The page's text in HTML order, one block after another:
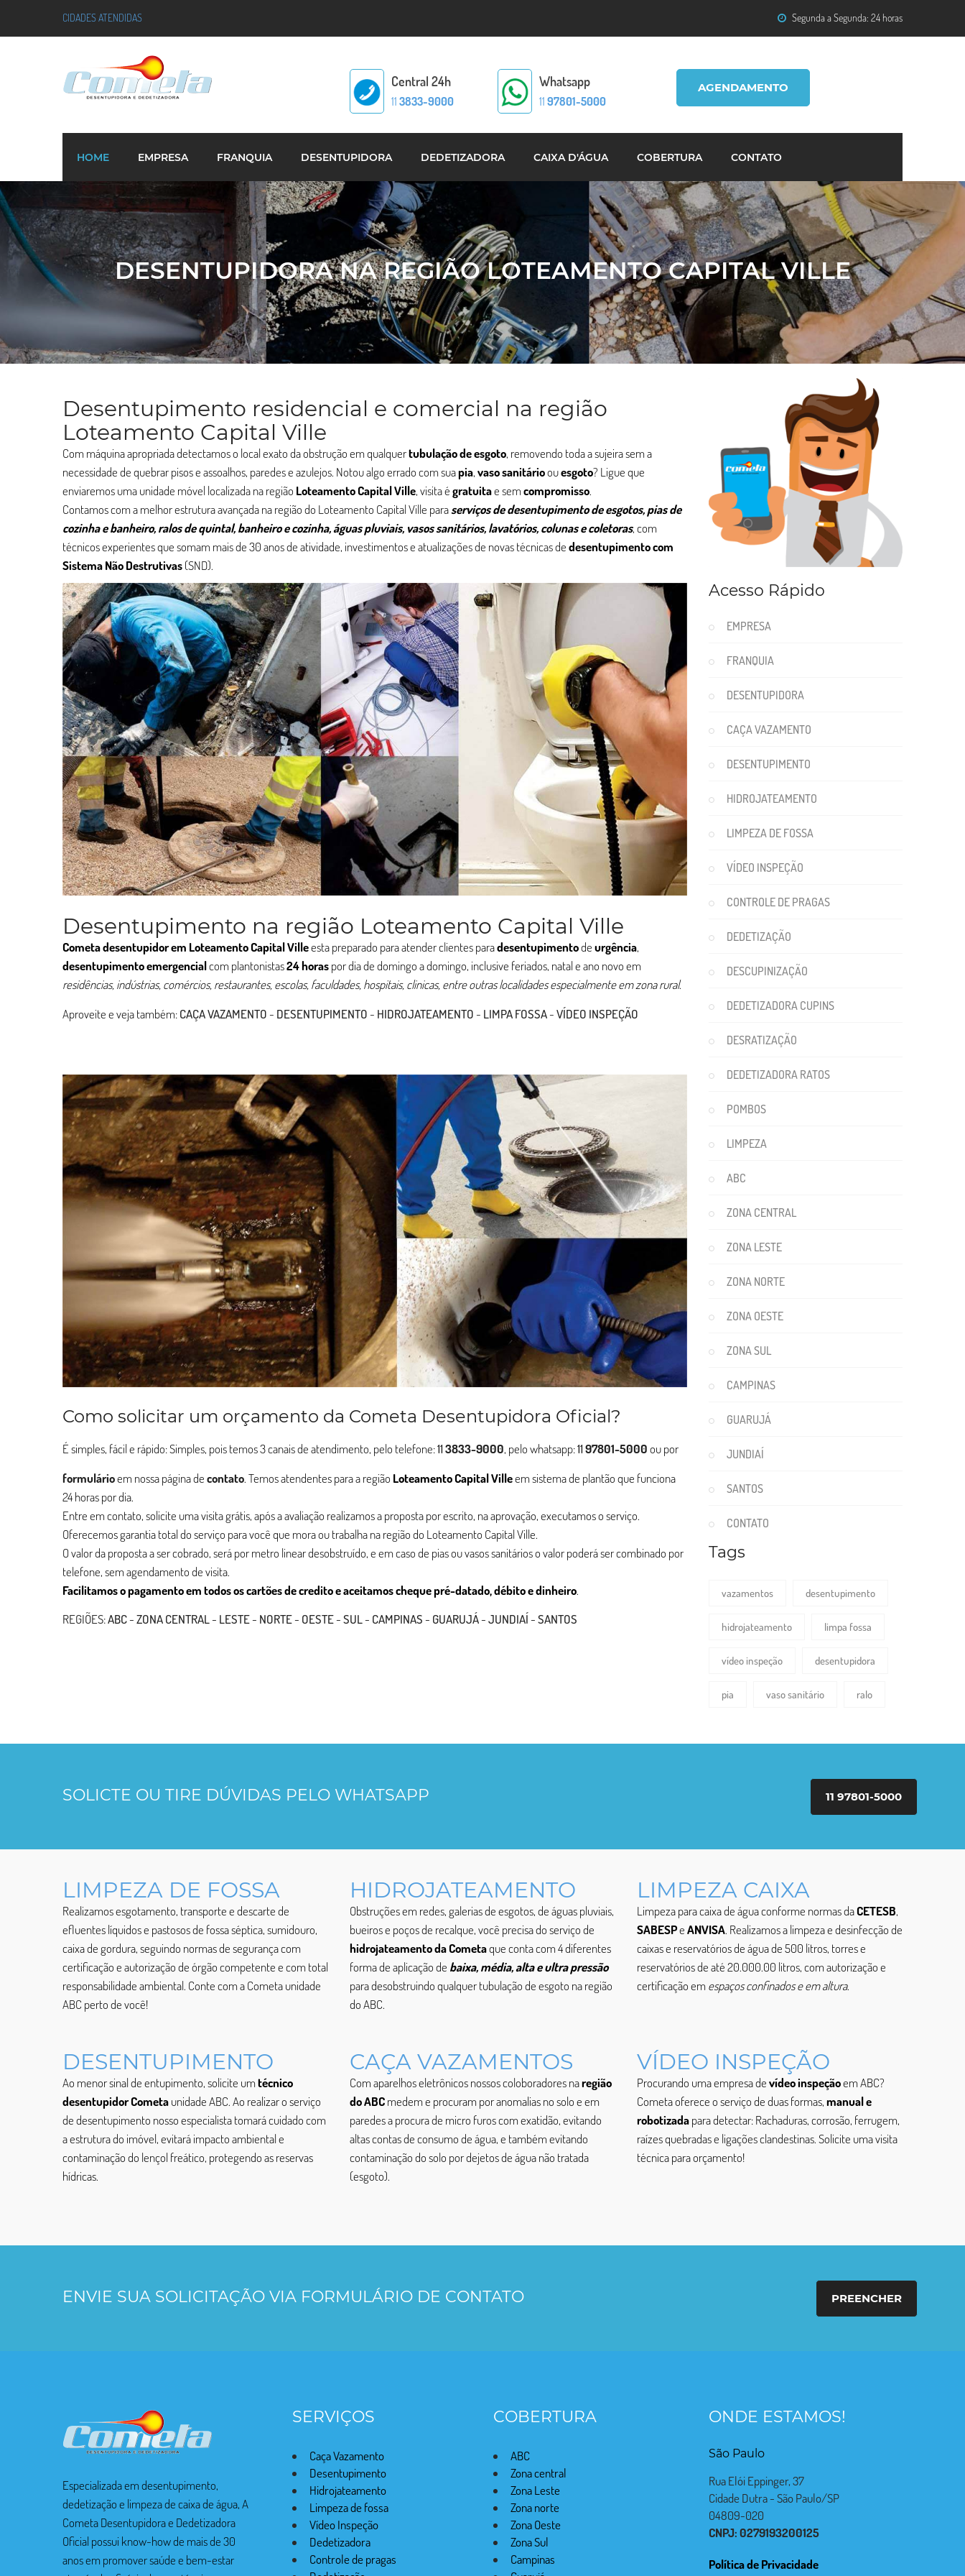
CIDADES ATENDIDAS Segunda a Segunda: 24 horas
Central 24h
11 3833-9000
Whatsapp
11 97801-5000
AGENDAMENTO
HOME EMPRESA FRANQUIA DESENTUPIDORA DEDETIZADORA CAIXA D'ÁGUA COBERTURA CONTATO
DESENTUPIDORA NA REGIÃO LOTEAMENTO CAPITAL VILLE
Desentupimento residencial e comercial na região
Loteamento Capital Ville
Com máquina apropriada detectamos o local exato da obstrução em qualquertubulação de esgoto, removendo toda a sujeira sem a
necessidade de quebrar pisos e assoalhos, paredes e azulejos. Notou algo errado com suapia,vaso sanitárioouesgoto? Ligue que
enviaremos uma unidade móvel localizada na região Loteamento Capital Ville, visita égratuitae semcompromisso.
Contamos com a melhor estrutura avançada na região do Loteamento Capital Ville paraserviços de desentupimento de esgotos, pias de
cozinha e banheiro, ralos de quintal, banheiro e cozinha, águas pluviais, vasos sanitários, lavatórios, colunas e coletoras, com
técnicos experientes que somam mais de 30 anos de atividade, investimentos e atualizações de novas técnicas dedesentupimento com
Sistema Não Destrutivas(SND).
Desentupimento na região Loteamento Capital Ville
Cometa desentupidor em Loteamento Capital Villeesta preparado para atender clientes paradesentupimentodeurgência,
desentupimentoemergencialcom plantonistas24 horaspor dia de domingo a domingo, inclusive feriados, natal e ano novo em
residências, indústrias, comércios, restaurantes, escolas, faculdades, hospitais, clinicas, entre outras localidades especialmente em zona rural.
Aproveite e veja também:CAÇA VAZAMENTO - DESENTUPIMENTO - HIDROJATEAMENTO - LIMPA FOSSA-VÍDEO INSPEÇÃO
Como solicitar um orçamento da Cometa Desentupidora Oficial?
É simples, fácil e rápido: Simples, pois temos 3 canais de atendimento, pelo telefone:113833-9000, pelo whatsapp:1197801-5000ou por
formulárioem nossa página decontato. Temos atendentes para a região Loteamento Capital Villeem sistema de plantão que funciona
24 horas por dia.
Entre em contato, solicite uma visita grátis, após a avaliação realizamos a proposta por escrito, na aprovação, executamos o serviço.
Oferecemos garantia total do serviço para você que mora ou trabalha na região do Loteamento Capital Ville.
O valor da proposta a ser cobrado, será por metro linear desobstruído, e em caso de pias ou vasos sanitários o valor poderá ser combinado por
telefone, sem agendamento de visita.
Facilitamos o pagamento em todos os cartões de credito e aceitamos cheque pré-datado, débito e dinheiro.
REGIÕES:ABC-ZONA CENTRAL- LESTE- NORTE- OESTE-SUL- CAMPINAS- GUARUJÁ-JUNDIAÍ-SANTOS
Acesso Rápido
EMPRESA
FRANQUIA
DESENTUPIDORA
CAÇA VAZAMENTO
DESENTUPIMENTO
HIDROJATEAMENTO
LIMPEZA DE FOSSA
VÍDEO INSPEÇÃO
CONTROLE DE PRAGAS
DEDETIZAÇÃO
DESCUPINIZAÇÃO
DEDETIZADORA CUPINS
DESRATIZAÇÃO
DEDETIZADORA RATOS
POMBOS
LIMPEZA
ABC
ZONA CENTRAL
ZONA LESTE
ZONA NORTE
ZONA OESTE
ZONA SUL
CAMPINAS
GUARUJÁ
JUNDIAÍ
SANTOS
CONTATO
Tags
vazamentos desentupimento
hidrojateamento limpa fossa
vídeo inspeção desentupidora
pia vaso sanitário ralo
SOLICTE OU TIRE DÚVIDAS PELO WHATSAPP 11 97801-5000
LIMPEZA DE FOSSA
Realizamos esgotamento, transporte e descarte de
efluentes líquidos e pastosos de fossa séptica, sumidouro,
caixa de gordura, seguindo normas de segurança com
certificação e autorização de órgão competente e com total
responsabilidade ambiental. Conte com a Cometa unidade
ABC perto de você!
HIDROJATEAMENTO
Obstruções em redes, galerias de esgotos, de águas pluviais,
bueiros e poços de recalque, você precisa do serviço de
hidrojateamento da Cometaque conta com 4 diferentes
forma de aplicação de baixa, média, alta e ultra pressão
para desobstruindo qualquer tubulação de esgoto na região
do ABC.
LIMPEZA CAIXA
Limpeza para caixa de água conforme normas daCETESB,
SABESPeANVISA. Realizamos a limpeza e desinfecção de
caixas e reservatórios de água de 500 litros, torres e
reservatórios de até 20.000.00 litros, com autorização e
certificação emespaços confinados e em altura.
DESENTUPIMENTO
Ao menor sinal de entupimento, solicite umtécnico
desentupidor Cometaunidade ABC. Ao realizar o serviço
de desentupimento nosso especialista tomará cuidado com
a estrutura do imóvel, evitará impacto ambiental e
contaminação do lençol freático, protegendo as reservas
hídricas.
CAÇA VAZAMENTOS
Com aparelhos eletrônicos nossos coloboradores naregião
do ABCmedem e procuram por anomalias no solo e em
paredes a procura de micro furos com exatidão, evitando
altas contas de consumo de água, e também evitando
contaminação do solo por dejetos de água não tratada
(esgoto).
VÍDEO INSPEÇÃO
Procurando uma empresa devídeo inspeçãoem ABC?
Cometa oferece o serviço de duas formas,manual e
robotizadapara detectar: Rachaduras, corrosão, ferrugem,
raízes quebradas e ligações clandestinas. Solicite uma visita
técnica para orçamento!
ENVIE SUA SOLICITAÇÃO VIA FORMULÁRIO DE CONTATO PREENCHER
Especializada em desentupimento,
dedetização e limpeza de caixa de água, A
Cometa Desentupidora e Dedetizadora
Oficial possui know-how de mais de 30
anos em promover saúde e bem-estar
SERVIÇOS
Caça Vazamento
Desentupimento
Hidrojateamento
Limpeza de fossa
Vídeo Inspeção
Dedetizadora
Controle de pragas
COBERTURA
ABC
Zona central
Zona Leste
Zona norte
Zona Oeste
Zona Sul
Campinas
ONDE ESTAMOS!
São Paulo
Rua Elói Eppinger, 37
Cidade Dutra - São Paulo/SP
04809-020
CNPJ: 0279193200125
Política de Privacidade